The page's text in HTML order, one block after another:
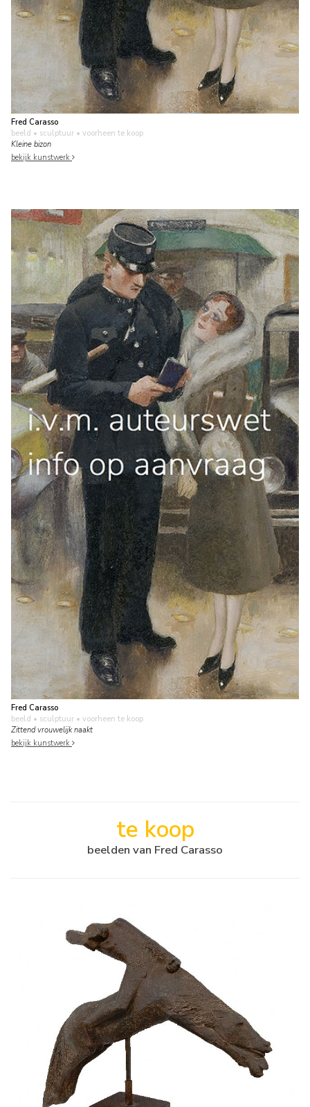
Fred Carasso
beeld • sculptuur • voorheen te koop
Kleine bizon
bekijk kunstwerk
Fred Carasso
beeld • sculptuur • voorheen te koop
Zittend vrouwelijk naakt
bekijk kunstwerk
te koop
beelden van Fred Carasso